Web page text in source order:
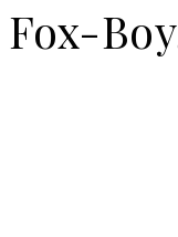
Fox-